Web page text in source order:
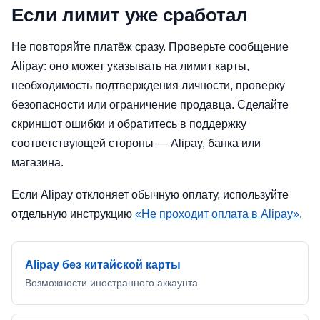
Если лимит уже сработал
Не повторяйте платёж сразу. Проверьте сообщение
Alipay: оно может указывать на лимит карты,
необходимость подтверждения личности, проверку
безопасности или ограничение продавца. Сделайте
скриншот ошибки и обратитесь в поддержку
соответствующей стороны — Alipay, банка или
магазина.
Если Alipay отклоняет обычную оплату, используйте
отдельную инструкцию «Не проходит оплата в Alipay».
Alipay без китайской карты
Возможности иностранного аккаунта